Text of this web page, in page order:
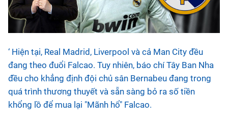
‘ Hiện tại, Real Madrid, Liverpool và cả Man City đều
đang theo đuổi Falcao. Tuy nhiên, báo chí Tây Ban Nha
đều cho khẳng định đội chủ sân Bernabeu đang trong
quá trình thương thuyết và sẵn sàng bỏ ra số tiền
khổng lồ để mua lại "Mãnh hổ" Falcao.